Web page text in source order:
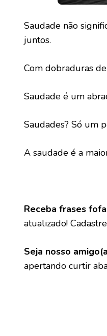
Saudade não
juntos.
Com dobraduras
Saudade é um
Saudades? Só um
A saudade é a
Receba frases
atualizado!
Seja nosso
apertando curtir